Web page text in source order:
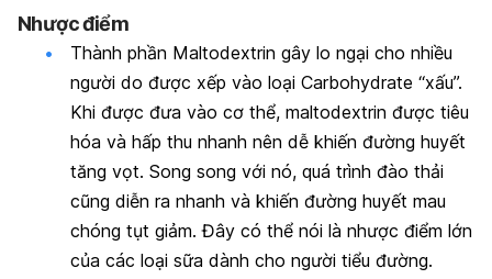
Nhược điểm
Thành phần Maltodextrin gây lo ngại cho nhiều
người do được xếp vào loại Carbohydrate “xấu”.
Khi được đưa vào cơ thể, maltodextrin được tiêu
hóa và hấp thu nhanh nên dễ khiến đường huyết
tăng vọt. Song song với nó, quá trình đào thải
cũng diễn ra nhanh và khiến đường huyết mau
chóng tụt giảm. Đây có thể nói là nhược điểm lớn
của các loại sữa dành cho người tiểu đường.